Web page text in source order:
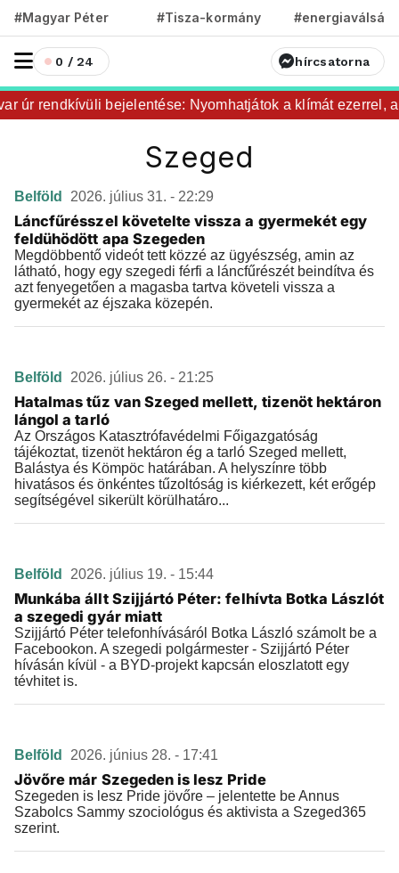
#Magyar Péter #Tisza-kormány #energiaválság
0 / 24 hírcsatorna
úr rendkívüli bejelentése: Nyomhatjátok a klímát ezerrel, a
Szeged
Belföld 2026. július 31. - 22:29
Láncfűrésszel követelte vissza a gyermekét egy
feldühödött apa Szegeden
Megdöbbentő videót tett közzé az ügyészség, amin az
látható, hogy egy szegedi férfi a láncfűrészét beindítva és
azt fenyegetően a magasba tartva követeli vissza a
gyermekét az éjszaka közepén.
Belföld 2026. július 26. - 21:25
Hatalmas tűz van Szeged mellett, tizenöt hektáron
lángol a tarló
Az Országos Katasztrófavédelmi Főigazgatóság
tájékoztat, tizenöt hektáron ég a tarló Szeged mellett,
Balástya és Kömpöc határában. A helyszínre több
hivatásos és önkéntes tűzoltóság is kiérkezett, két erőgép
segítségével sikerült körülhatáro...
Belföld 2026. július 19. - 15:44
Munkába állt Szijjártó Péter: felhívta Botka Lászlót
a szegedi gyár miatt
Szijjártó Péter telefonhívásáról Botka László számolt be a
Facebookon. A szegedi polgármester - Szijjártó Péter
hívásán kívül - a BYD-projekt kapcsán eloszlatott egy
tévhitet is.
Belföld 2026. június 28. - 17:41
Jövőre már Szegeden is lesz Pride
Szegeden is lesz Pride jövőre – jelentette be Annus
Szabolcs Sammy szociológus és aktivista a Szeged365
szerint.